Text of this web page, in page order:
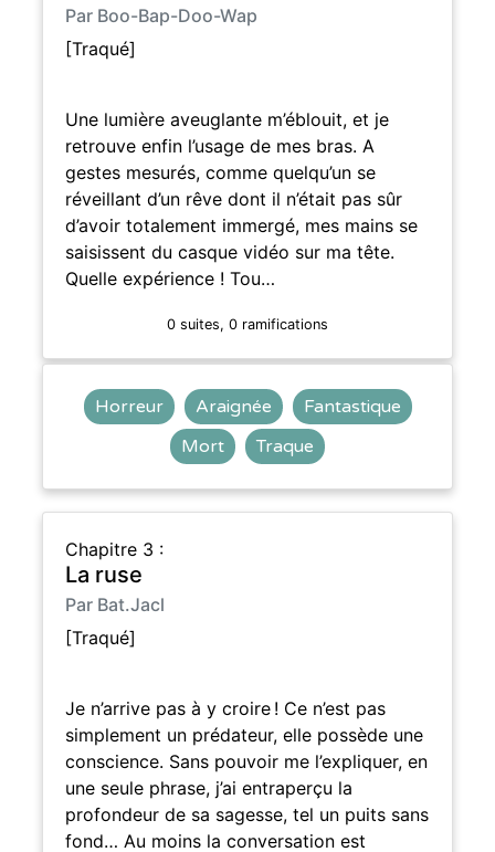
Par Boo-Bap-Doo-Wap
[Traqué]
Une lumière aveuglante m’éblouit, et je
retrouve enfin l’usage de mes bras. A
gestes mesurés, comme quelqu’un se
réveillant d’un rêve dont il n’était pas sûr
d’avoir totalement immergé, mes mains se
saisissent du casque vidéo sur ma tête.
Quelle expérience ! Tou…
0 suites, 0 ramifications
Horreur Araignée
Fantastique
Mort
Traque
Chapitre 3 :
La ruse
Par Bat.Jacl
[Traqué]
Je n’arrive pas à y croire ! Ce n’est pas
simplement un prédateur, elle possède une
conscience. Sans pouvoir me l’expliquer, en
une seule phrase, j’ai entraperçu la
profondeur de sa sagesse, tel un puits sans
fond… Au moins la conversation est